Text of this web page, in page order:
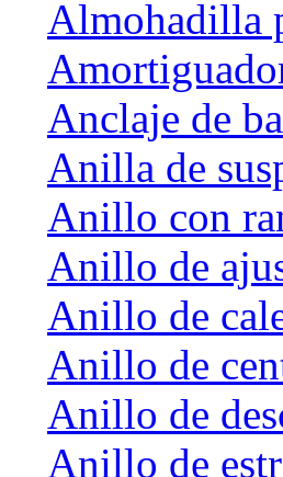
Almohadilla
Anclaje de
Anilla de
Anillo con
Anillo de
Anillo de
Anillo de
Anillo de
Anillo de